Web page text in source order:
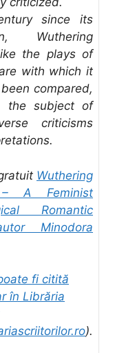
since its
Wuthering
the plays of
with which it
compared,
the subject of
criticisms
Wuthering
– A Feminist
Romantic
Minodora
fi citită
în Librăria
).